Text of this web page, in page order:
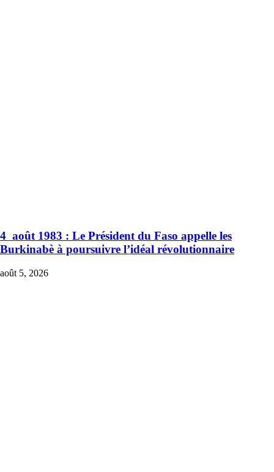
4 août 1983 : Le Président du Faso appelle les
Burkinabè à poursuivre l’idéal révolutionnaire
août 5, 2026